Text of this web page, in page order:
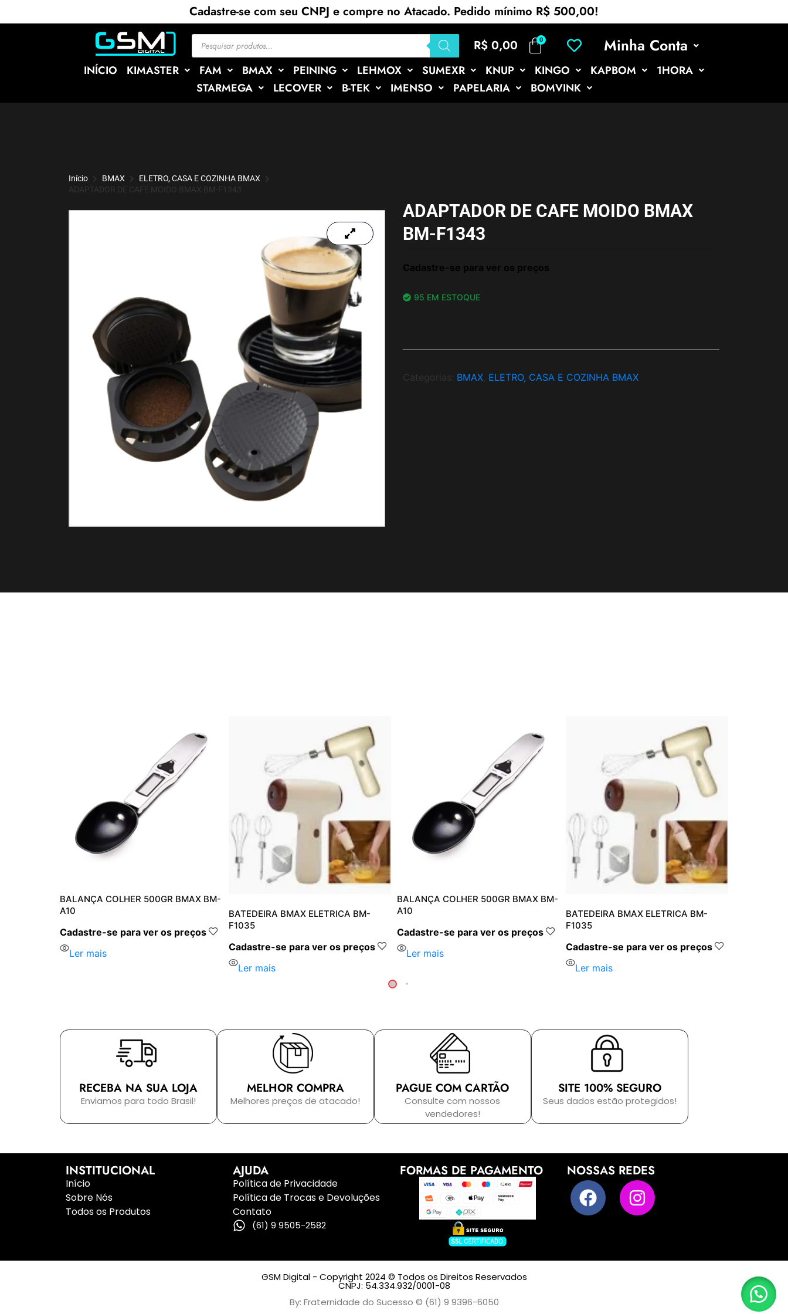
Cadastre-se com seu CNPJ e compre no Atacado. Pedido mínimo R$ 500,00!
R$ 0,00 Minha Conta
INÍCIO KIMASTER FAM BMAX PEINING LEHMOX SUMEXR KNUP KINGO KAPBOM
1HORA
STARMEGA
LECOVER B-TEK IMENSO PAPELARIA BOMVINK
Início BMAX
ELETRO, CASA E COZINHA BMAX
ADAPTADOR DE CAFE MOIDO BMAX BM-F1343
ADAPTADOR DE CAFE MOIDO BMAX
BM-F1343
Cadastre-se para ver os preços
95 EM ESTOQUE
Categorias: BMAX, ELETRO, CASA E COZINHA BMAX
BALANÇA COLHER 500GR BMAX BM-
A10
Cadastre-se para ver os preços
Ler mais
BATEDEIRA BMAX ELETRICA BM-
F1035
Cadastre-se para ver os preços
Ler mais
BALANÇA COLHER 500GR BMAX BM-
A10
Cadastre-se para ver os preços
Ler mais
BATEDEIRA BMAX ELETRICA BM-
F1035
Cadastre-se para ver os preços
Ler mais
RECEBA NA SUA LOJA
Enviamos para todo Brasil!
MELHOR COMPRA
Melhores preços de atacado!
PAGUE COM CARTÃO
Consulte com nossos
vendedores!
SITE 100% SEGURO
Seus dados estão protegidos!
INSTITUCIONAL
Início
Sobre Nós
Todos os Produtos
AJUDA
Política de Privacidade
Política de Trocas e Devoluções
Contato
(61) 9 9505-2582
FORMAS DE PAGAMENTO NOSSAS REDES
GSM Digital - Copyright 2024 © Todos os Direitos Reservados
CNPJ: 54.334.932/0001-08
By: Fraternidade do Sucesso © (61) 9 9396-6050